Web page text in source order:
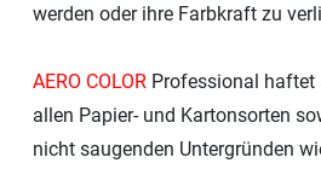
werden oder ihre Farbkraft zu
AERO COLOR Professional
allen Papier- und Kartonsorten
nicht saugenden Untergründen